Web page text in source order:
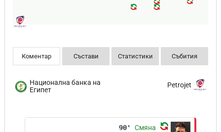
Коментар Състави Статистики Събития
Национална банка на
Египет
Petrojet
90' Смяна